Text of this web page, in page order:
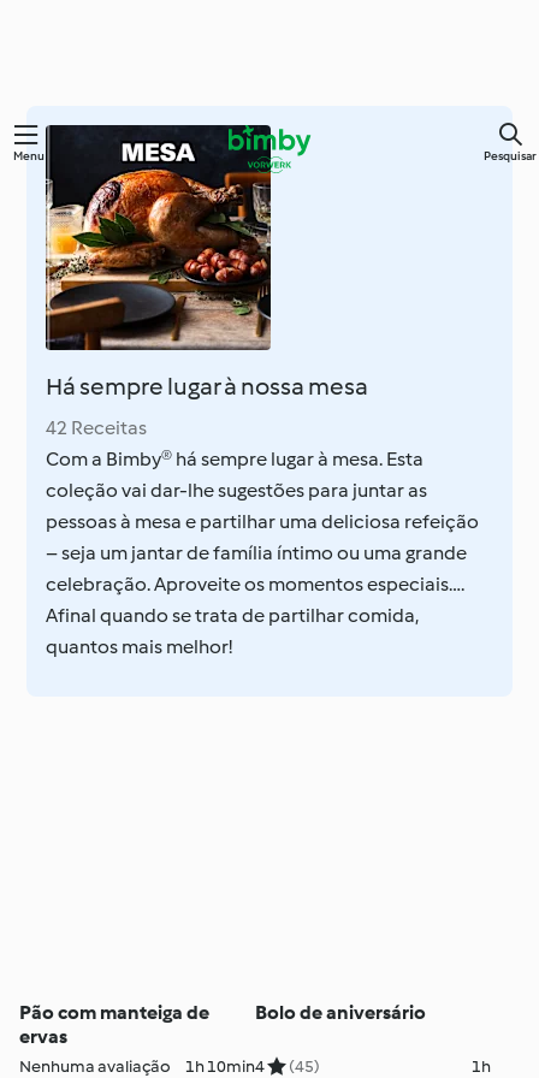
Saltar
conteúdo
principal
Menu Pesquisar
Há sempre lugar à nossa mesa
42 Receitas
Com a Bimby® há sempre lugar à mesa. Esta
coleção vai dar-lhe sugestões para juntar as
pessoas à mesa e partilhar uma deliciosa refeição
– seja um jantar de família íntimo ou uma grande
celebração. Aproveite os momentos especiais….
Afinal quando se trata de partilhar comida,
quantos mais melhor!
Pão com manteiga de
ervas
Nenhuma avaliação 1h 10min
Bolo de aniversário
4 (45) 1h